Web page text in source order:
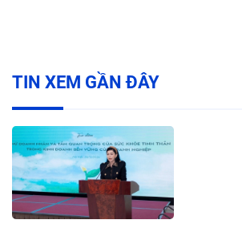
TIN XEM GẦN ĐÂY